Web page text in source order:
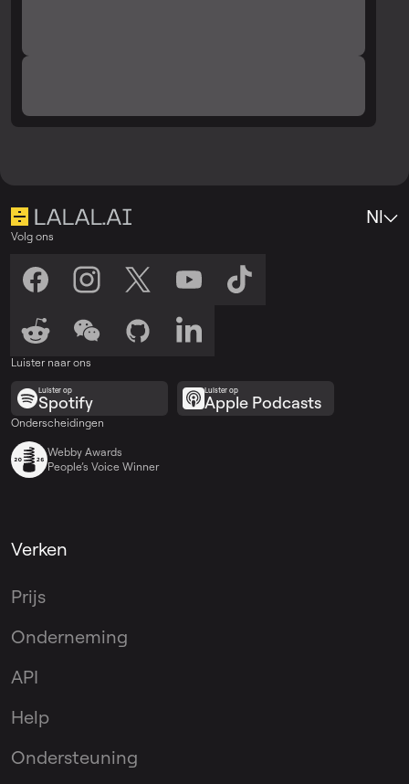
Volg ons
Luister naar ons
Luister op
Spotify
Luister op
Apple Podcasts
Onderscheidingen
Webby Awards
People’s Voice Winner
Nl
Verken
Prijs
Onderneming
API
Help
Ondersteuning